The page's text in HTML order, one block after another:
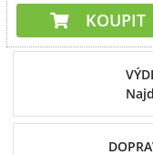
KOUPIT